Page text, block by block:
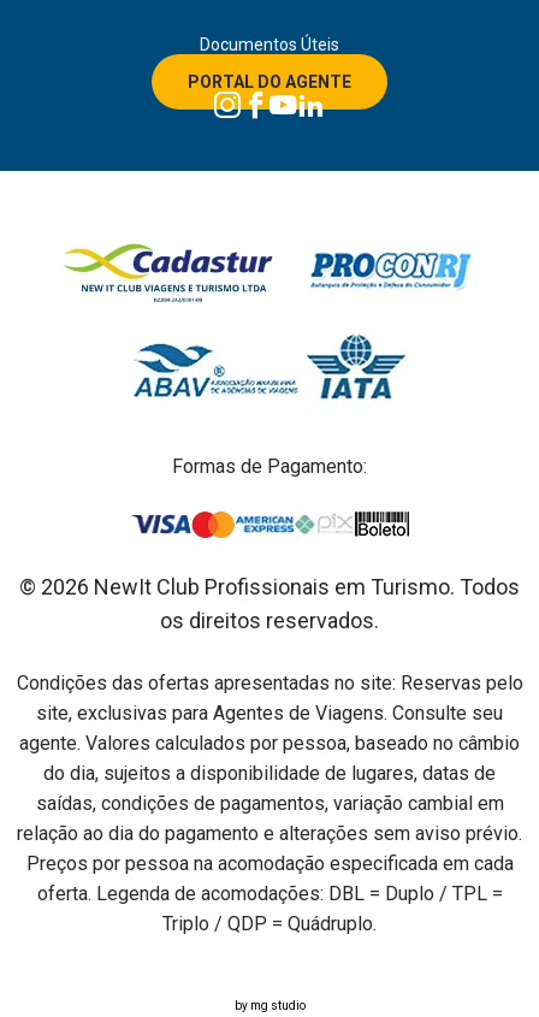
Documentos Úteis
PORTAL DO AGENTE
Formas de Pagamento:
© 2026 NewIt Club Profissionais em Turismo. Todos
os direitos reservados.
Condições das ofertas apresentadas no site: Reservas pelo
site, exclusivas para Agentes de Viagens. Consulte seu
agente. Valores calculados por pessoa, baseado no câmbio
do dia, sujeitos a disponibilidade de lugares, datas de
saídas, condições de pagamentos, variação cambial em
relação ao dia do pagamento e alterações sem aviso prévio.
Preços por pessoa na acomodação especificada em cada
oferta. Legenda de acomodações: DBL = Duplo / TPL =
Triplo / QDP = Quádruplo.
by mg studio